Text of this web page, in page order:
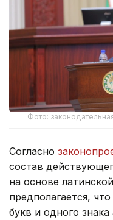
Фото:
Согласно
состав
на основе
предполагается,
букв и одного